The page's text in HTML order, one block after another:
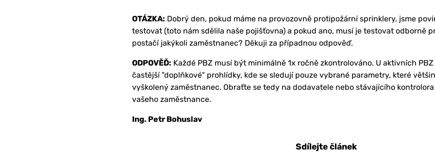
OTÁZKA: Dobrý den, pokud máme na provozovně protipožární sprinklery, jsme
testovat (toto nám sdělila naše pojišťovna) a pokud ano, musí je testovat odborně
postačí jakýkoli zaměstnanec? Děkuji za případnou odpověď.
ODPOVĚĎ: Každé PBZ musí být minimálně 1x ročně zkontrolováno. U aktivních
častější "doplňkové" prohlídky, kde se sledují pouze vybrané parametry, které
vyškolený zaměstnanec. Obraťte se tedy na dodavatele nebo stávajícího
vašeho zaměstnance.
Ing. Petr Bohuslav
Sdílejte článek